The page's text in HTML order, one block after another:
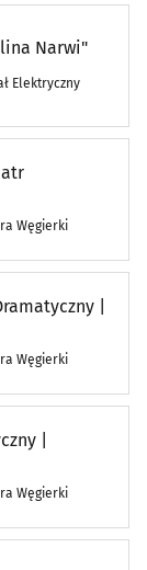
Narwi"
Elektryczny
Węgierki
|
Węgierki
|
Węgierki